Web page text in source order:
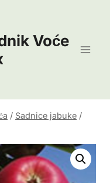
Voće
/ Sadnice jabuke /